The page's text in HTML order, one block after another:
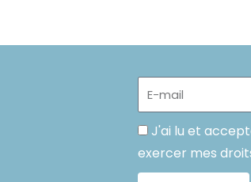
E-
mail
Politique
J'ai lu et
exercer mes